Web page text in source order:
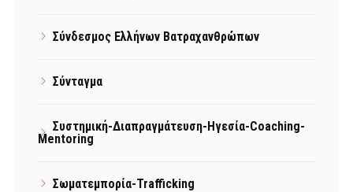
Σύνδεσμος Ελλήνων Βατραχανθρώπων
Σύνταγμα
Συστημική-Διαπραγμάτευση-Ηγεσία-Coaching-
Mentoring
Σωματεμπορία-Trafficking